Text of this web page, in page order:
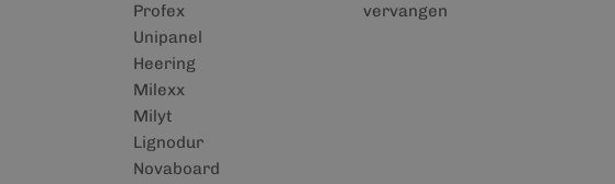
Profex
Unipanel
Heering
Milexx
Milyt
Lignodur
Novaboard
vervangen